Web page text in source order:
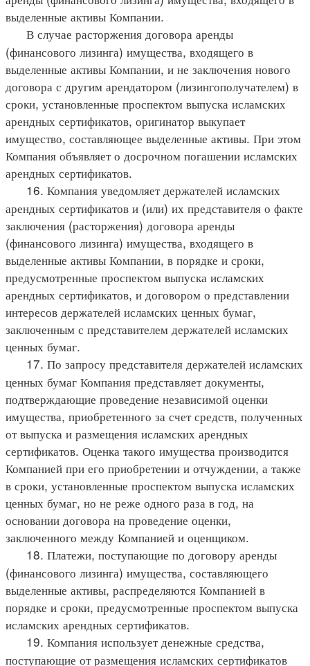
выделенные активы Компании.
В случае расторжения договора аренды
(финансового лизинга) имущества, входящего в
выделенные активы Компании, и не заключения нового
договора с другим арендатором (лизингополучателем) в
сроки, установленные проспектом выпуска исламских
арендных сертификатов, оригинатор выкупает
имущество, составляющее выделенные активы. При этом
Компания объявляет о досрочном погашении исламских
арендных сертификатов.
16. Компания уведомляет держателей исламских
арендных сертификатов и (или) их представителя о факте
заключения (расторжения) договора аренды
(финансового лизинга) имущества, входящего в
выделенные активы Компании, в порядке и сроки,
предусмотренные проспектом выпуска исламских
арендных сертификатов, и договором о представлении
интересов держателей исламских ценных бумаг,
заключенным с представителем держателей исламских
ценных бумаг.
17. По запросу представителя держателей исламских
ценных бумаг Компания представляет документы,
подтверждающие проведение независимой оценки
имущества, приобретенного за счет средств, полученных
от выпуска и размещения исламских арендных
сертификатов. Оценка такого имущества производится
Компанией при его приобретении и отчуждении, а также
в сроки, установленные проспектом выпуска исламских
ценных бумаг, но не реже одного раза в год, на
основании договора на проведение оценки,
заключенного между Компанией и оценщиком.
18. Платежи, поступающие по договору аренды
(финансового лизинга) имущества, составляющего
выделенные активы, распределяются Компанией в
порядке и сроки, предусмотренные проспектом выпуска
исламских арендных сертификатов.
19. Компания использует денежные средства,
поступающие от размещения исламских сертификатов